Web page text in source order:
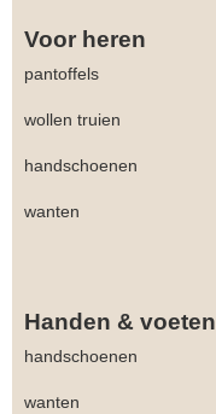
Voor heren
pantoffels
wollen truien
handschoenen
wanten
Handen & voeten
handschoenen
wanten